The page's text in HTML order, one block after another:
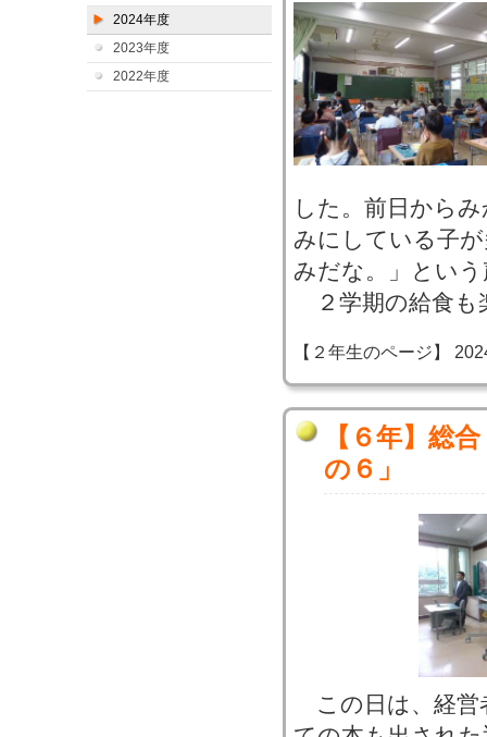
2024年度
2023年度
2022年度
した。前日から
みにしている子
みだな。」とい
２学期の給食も
【２年生のページ】
【６年】総
の６」
この日は、経営